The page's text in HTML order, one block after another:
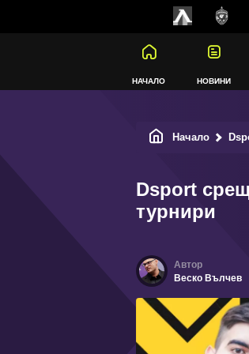
НАЧАЛО НОВИНИ
Начало
Dsport
турнири
Веско Вълчев